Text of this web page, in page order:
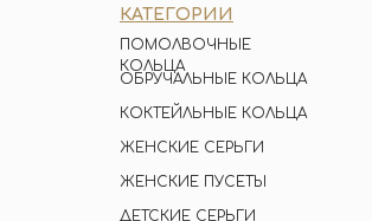
КАТЕГОРИИ
ПОМОЛВОЧНЫЕ
КОЛЬЦА
ОБРУЧАЛЬНЫЕ КОЛЬЦА
ЖЕНСКИЕ СЕРЬГИ
КОКТЕЙЛЬНЫЕ КОЛЬЦА
ЖЕНСКИЕ ПУСЕТЫ
ДЕТСКИЕ СЕРЬГИ